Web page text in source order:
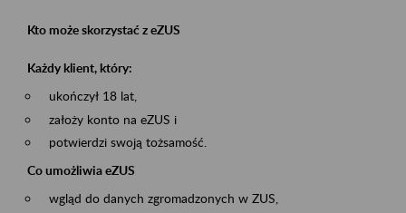
Kto może skorzystać z eZUS
Każdy klient, który:
ukończył 18 lat,
założy konto na eZUS i
potwierdzi swoją tożsamość.
Co umożliwia eZUS
wgląd do danych zgromadzonych w ZUS,